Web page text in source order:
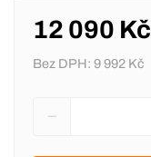
12 090 Kč
Bez DPH: 9 992 Kč